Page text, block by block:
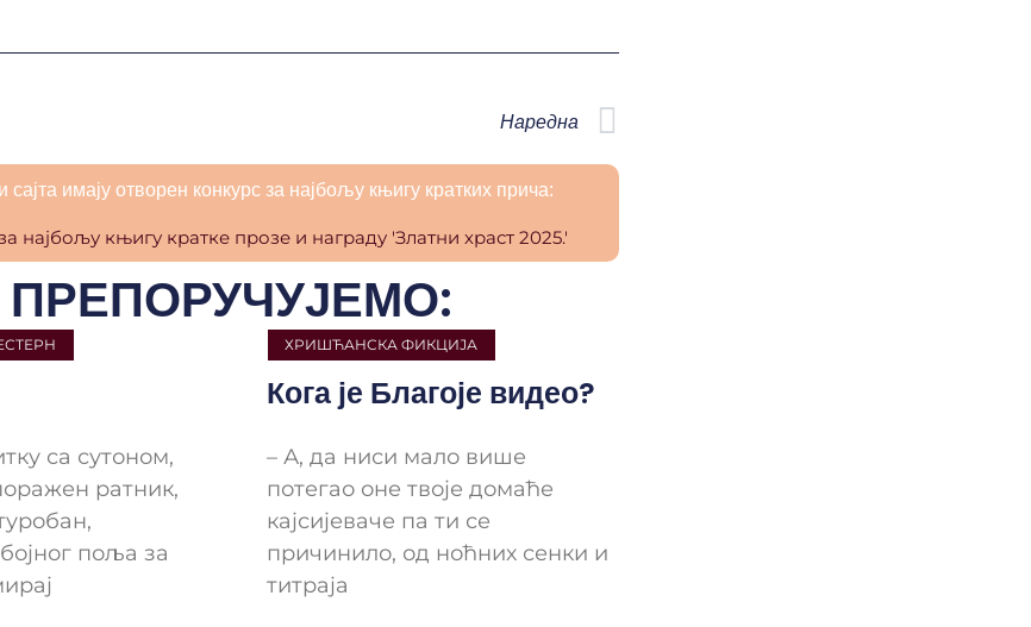
Наредна
сајта имају отворен конкурс за најбољу књигу кратких прича:
ПРЕПОРУЧУЈЕМО:
са сутоном,
ратник,
поља за
ХРИШЋАНСКА ФИКЦИЈА
Кога је Благоје видео?
– А, да ниси мало више
потегао оне твоје домаће
кајсијеваче па ти се
причинило, од ноћних сенки и
титраја